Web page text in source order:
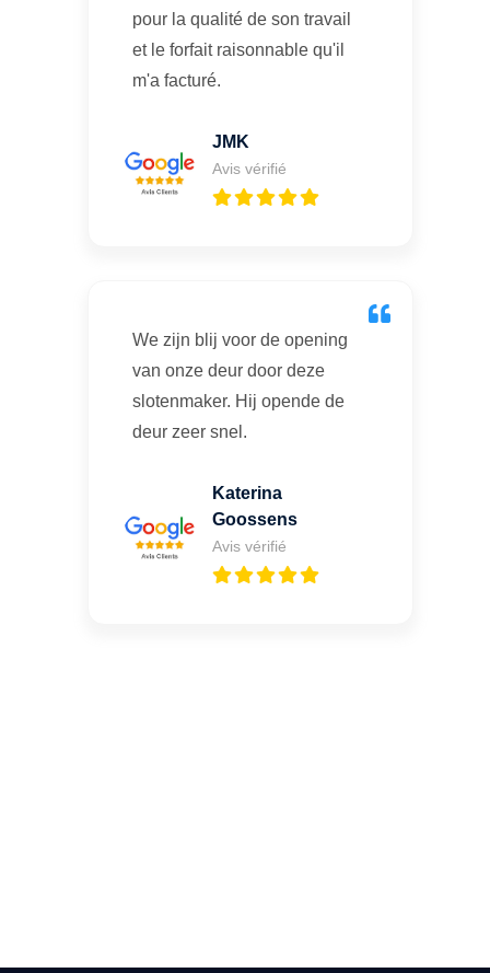
pour la qualité de son travail
et le forfait raisonnable qu'il
m'a facturé.
JMK
Avis vérifié
We zijn blij voor de opening
van onze deur door deze
slotenmaker. Hij opende de
deur zeer snel.
Katerina
Goossens
Avis vérifié